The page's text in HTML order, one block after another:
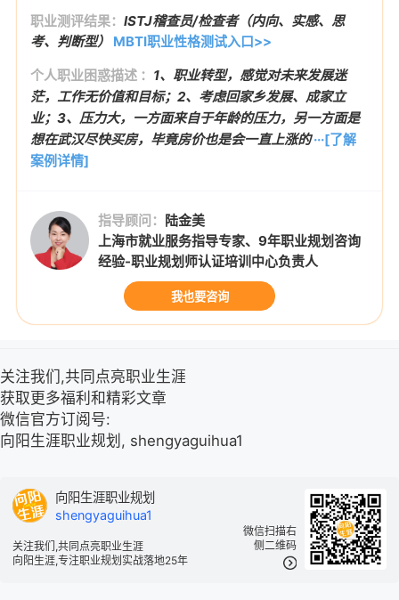
职业测评结果： ISTJ稽查员/检查者（内向、实感、思
考、判断型）
MBTI职业性格测试入口>>
个人职业困惑描述 ： 1、职业转型，感觉对未来发展迷
茫，工作无价值和目标；2、考虑回家乡发展、成家立
业；3、压力大，一方面来自于年龄的压力，另一方面是
想在武汉尽快买房，毕竟房价也是会一直上涨的 ···[了解
案例详情]
指导顾问： 陆金美
上海市就业服务指导专家、9年职业规划咨询
经验-职业规划师认证培训中心负责人
我也要咨询
关注我们,共同点亮职业生涯
获取更多福利和精彩文章
微信官方订阅号:
向阳生涯职业规划, shengyaguihua1
微信扫描右
侧二维码
向阳生涯职业规划
shengyaguihua1
关注我们,共同点亮职业生涯
向阳生涯,专注职业规划实战落地25年